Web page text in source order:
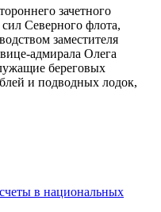
зачетного
Северного флота,
заместителя
адмирала Олега
береговых
и подводных лодок,